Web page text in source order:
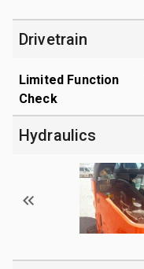
Drivetrain
Limited Function
Check
Hydraulics